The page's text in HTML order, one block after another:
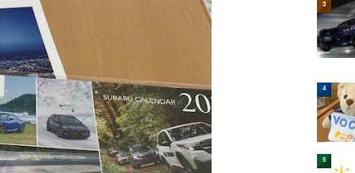
3
4
5